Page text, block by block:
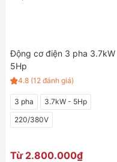
Động cơ điện 3 pha 3.7kW
5Hp
4.8 (12 đánh giá)
3 pha
3.7kW - 5Hp
220/380V
Từ 2.800.000₫